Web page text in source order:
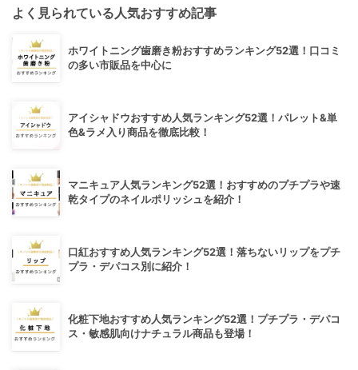
よく見られている人気おすすめ記事
ホワイトニング歯磨き粉おすすめランキング52選！口コミ
の多い市販品を中心に
アイシャドウおすすめ人気ランキング52選！パレット&単
色&ラメ入り商品を徹底比較！
マニキュア人気ランキング52選！おすすめのプチプラや速
乾タイプのネイルポリッシュを紹介！
口紅おすすめ人気ランキング52選！落ちないリップをプチ
プラ・デパコス別に紹介！
化粧下地おすすめ人気ランキング52選！プチプラ・デパコ
ス・敏感肌向けナチュラル商品も登場！